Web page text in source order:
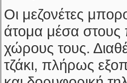
Οι μεζονέτες
άτομα μέσα στους
χώρους τους.
τζάκι, πλήρως